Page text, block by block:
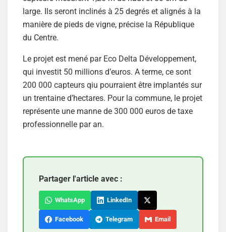
large. Ils seront inclinés à 25 degrés et alignés à la
manière de pieds de vigne, précise la République
du Centre.
Le projet est mené par Eco Delta Développement,
qui investit 50 millions d’euros. A terme, ce sont
200 000 capteurs qiu pourraient être implantés sur
un trentaine d’hectares. Pour la commune, le projet
représente une manne de 300 000 euros de taxe
professionnelle par an.
Partager l'article avec :
WhatsApp LinkedIn
Facebook Telegram Email